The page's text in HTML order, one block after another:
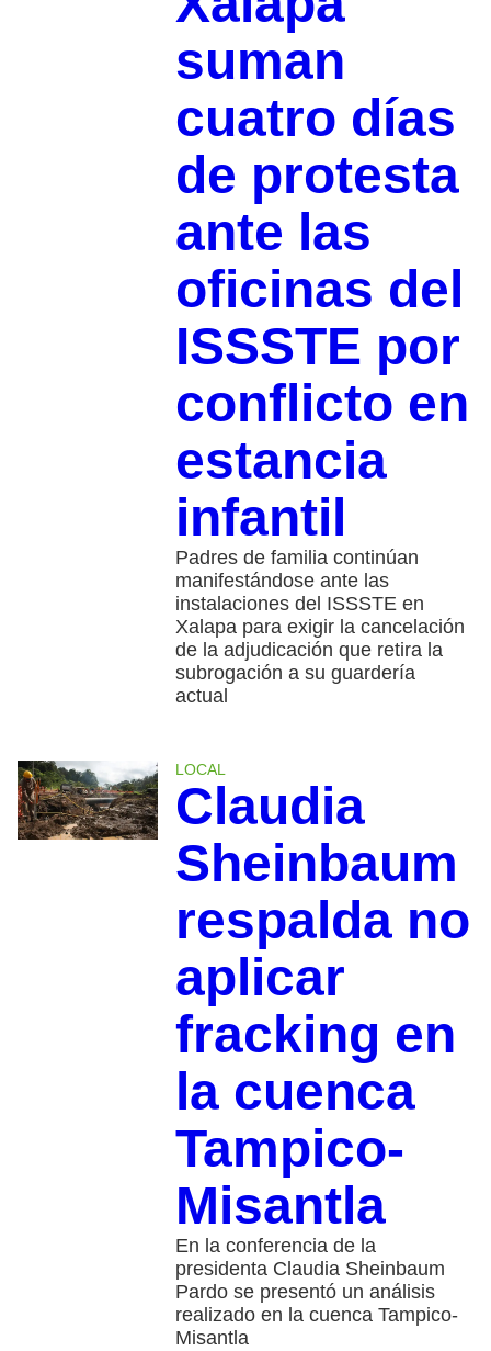
suman
cuatro días
de protesta
ante las
oficinas del
ISSSTE por
conflicto en
estancia
infantil
Padres de familia continúan
manifestándose ante las
instalaciones del ISSSTE en
Xalapa para exigir la cancelación
de la adjudicación que retira la
subrogación a su guardería
actual
LOCAL
Claudia
Sheinbaum
respalda no
aplicar
fracking en
la cuenca
Tampico-
Misantla
En la conferencia de la
presidenta Claudia Sheinbaum
Pardo se presentó un análisis
realizado en la cuenca Tampico-
Misantla